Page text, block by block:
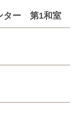
ター 第1和室